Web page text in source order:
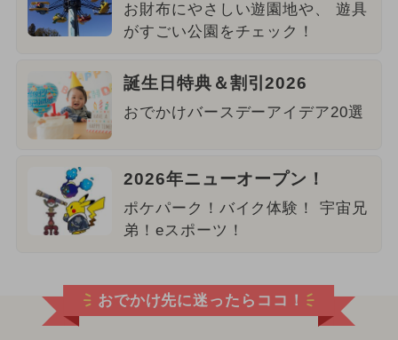
お財布にやさしい遊園地や、 遊具
がすごい公園をチェック！
誕生日特典＆割引2026
おでかけバースデーアイデア20選
2026年ニューオープン！
ポケパーク！バイク体験！ 宇宙兄
弟！eスポーツ！
おでかけ先に迷ったらココ！